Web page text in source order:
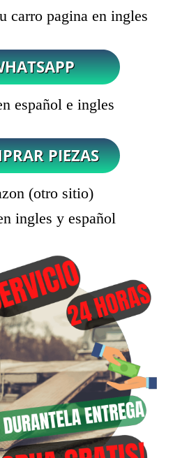
carro pagina en ingles
español e ingles
(otro sitio)
ingles y español